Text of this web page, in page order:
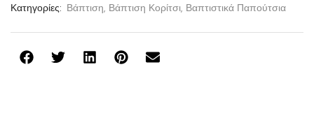
Κατηγορίες: Βάπτιση, Βάπτιση Κορίτσι, Βαπτιστικά Παπούτσια